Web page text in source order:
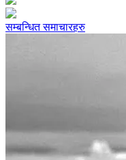
सम्बन्धित समाचारहरु